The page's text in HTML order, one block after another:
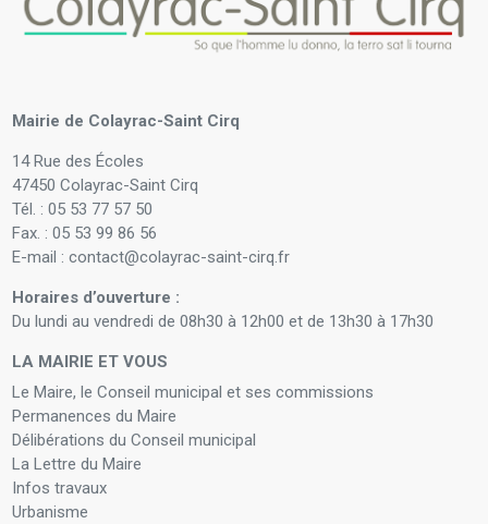
Mairie de Colayrac-Saint Cirq
14 Rue des Écoles
47450 Colayrac-Saint Cirq
Tél. : 05 53 77 57 50
Fax. : 05 53 99 86 56
E-mail : contact@colayrac-saint-cirq.fr
Horaires d’ouverture :
Du lundi au vendredi de 08h30 à 12h00 et de 13h30 à 17h30
LA MAIRIE ET VOUS
Le Maire, le Conseil municipal et ses commissions
Permanences du Maire
Délibérations du Conseil municipal
La Lettre du Maire
Infos travaux
Urbanisme